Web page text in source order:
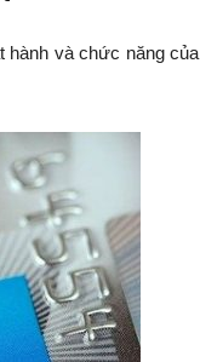
hành và chức năng của